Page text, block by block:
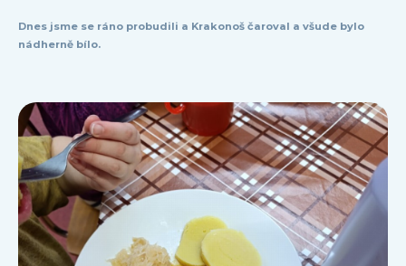
Dnes jsme se ráno probudili a Krakonoš čaroval a všude bylo
nádherně bílo.